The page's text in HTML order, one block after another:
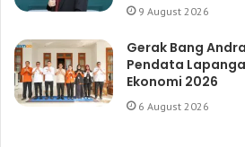
9 August 2026
Gerak Bang
Pendata
Ekonomi 2026
6 August 2026